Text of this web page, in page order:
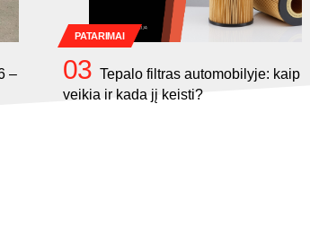
–
PATARIMAI
Tepalo filtras automobilyje: kaip
veikia ir kada jį keisti?